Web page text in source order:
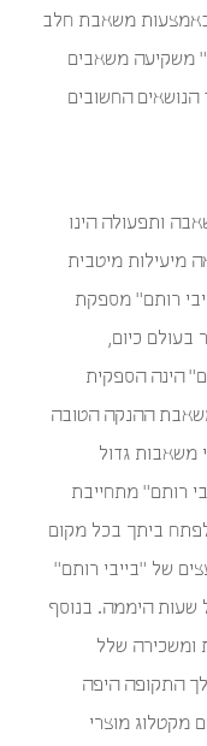
משאבת חלב
משקיעה משאבים
החשובים
ותפעולה הינו
מיעילות מיטבית
רותם" מספקת
בעולם כיום,
הינה הספקית
ההנקה הטובה
משאבות גדול
רותם" מתחייבת
ביתך בכל מקום
של "בייבי רותם"
שעות היממה. בנוסף
ומשכירה שלל
התקופה היפה
מקטלוג מוצרי